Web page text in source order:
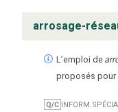
arrosage-
L’emploi de
proposés pour
Q/C inform.